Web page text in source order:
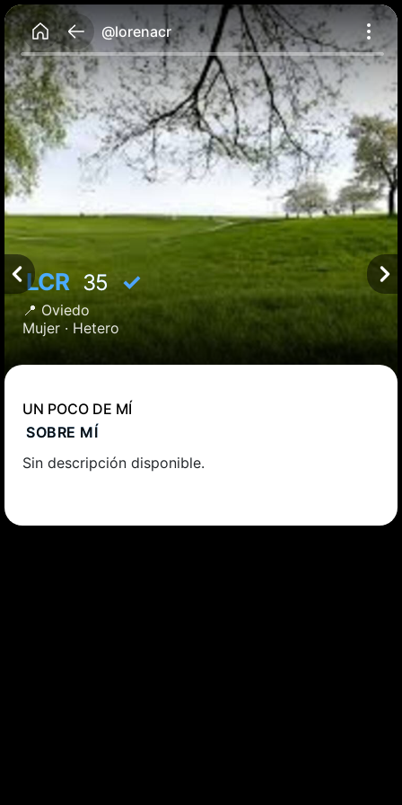
@lorenacr
LCR35✓
📍 Oviedo
Mujer · Hetero
UN POCO DE MÍ
SOBRE MÍ
Sin descripción disponible.